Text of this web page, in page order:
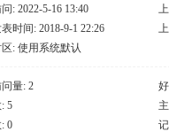
: 2022-5-16 13:40
时间: 2018-9-1 22:26
: 使用系统默认
量: 2
5
0